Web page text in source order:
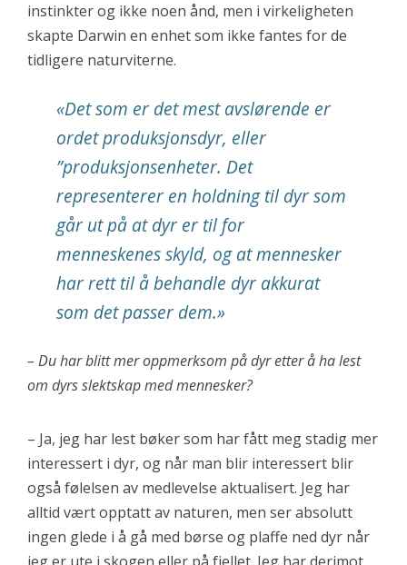
instinkter og ikke noen ånd, men i virkeligheten
skapte Darwin en enhet som ikke fantes for de
tidligere naturviterne.
«Det som er det mest avslørende er
ordet produksjonsdyr, eller
”produksjonsenheter. Det
representerer en holdning til dyr som
går ut på at dyr er til for
menneskenes skyld, og at mennesker
har rett til å behandle dyr akkurat
som det passer dem.»
– Du har blitt mer oppmerksom på dyr etter å ha lest
om dyrs slektskap med mennesker?
– Ja, jeg har lest bøker som har fått meg stadig mer
interessert i dyr, og når man blir interessert blir
også følelsen av medlevelse aktualisert. Jeg har
alltid vært opptatt av naturen, men ser absolutt
ingen glede i å gå med børse og plaffe ned dyr når